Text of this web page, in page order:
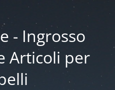
- Ingrosso
Articoli per